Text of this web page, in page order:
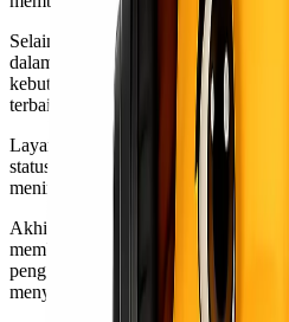
Selain itu, Lionel Express memiliki
dalam menangani berbagai jenis
kebutuhan spesifik setiap pelanggan
terbaik.
Layanan pelacakan real-time
status pengiriman kapan saja.
meningkatkan rasa aman bagi para
Akhirnya, customer service dari
membantu jika ada pertanyaan atau
pengiriman. Dukungan ini
menyenangkan dan tidak